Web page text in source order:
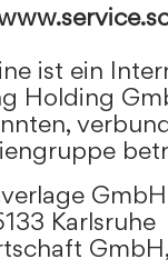
ist ein
Holding
GmbH
Karlsruhe